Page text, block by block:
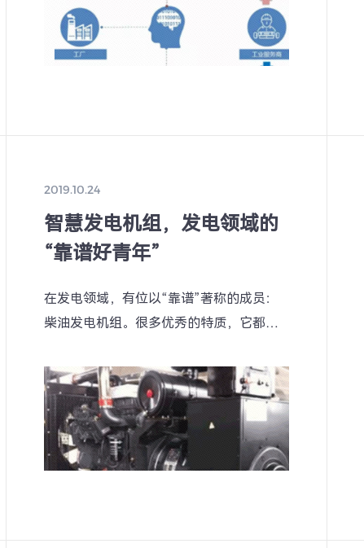
2019.10.24
智慧发电机组，发电领域的
“靠谱好青年”
在发电领域，有位以“靠谱”著称的成员：
柴油发电机组。很多优秀的特质，它都